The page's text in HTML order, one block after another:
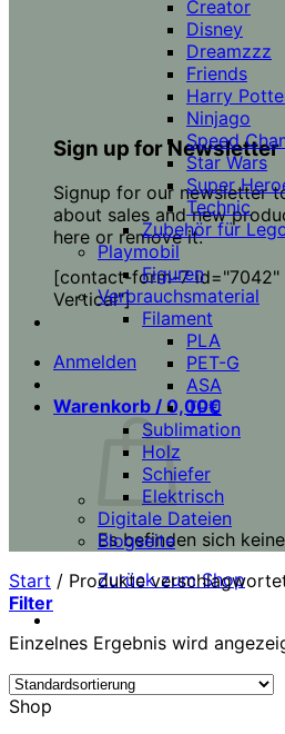
Sign up for Newsletter
Signup for our newsletter
about sales and new
here or remove it.
[contact-form-7
Vertical"]
Anmelden
Warenkorb / 0,00€
Es befinden sich
Zurück zum Shop
Creator
Disney
Dreamzzz
Friends
Harry
Ninjago
Speed
Star Wars
Super
Technic
Zubehör für
Playmobil
Figuren
Verbrauchsmaterial
Filament
PLA
PET-G
ASA
TPU
Sublimation
Holz
Schiefer
Elektrisch
Digitale Dateien
Blogseite
Start / Produkte
Filter
Einzelnes Ergebnis wird
Shop